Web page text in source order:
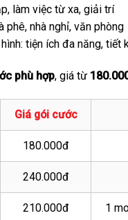
làm việc từ xa, giải trí
phê, nhà nghỉ, văn phòng
tiện ích đa năng, tiết
phù hợp, giá từ
Giá gói cước
180.000đ
240.000đ
210.000đ 1